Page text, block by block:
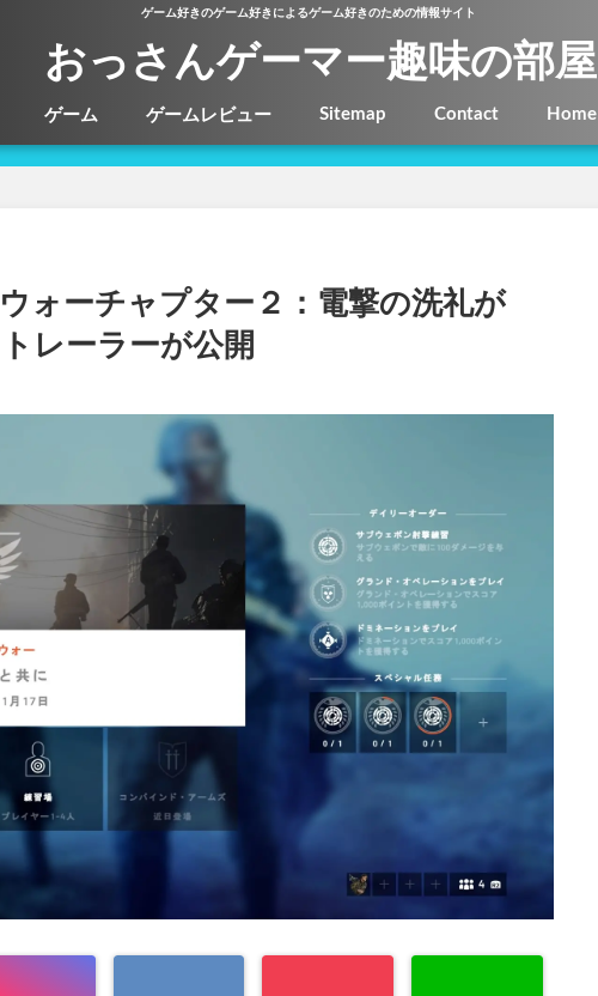
ゲーム好きのゲーム好きによるゲーム好きのための情報サイト
おっさんゲーマー趣味の部屋
ゲーム ゲームレビュー Sitemap Contact Home
ォーチャプター２：電撃の洗礼が
レーラーが公開